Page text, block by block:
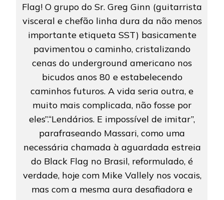
Flag! O grupo do Sr. Greg Ginn (guitarrista
visceral e chefão linha dura da não menos
importante etiqueta SST) basicamente
pavimentou o caminho, cristalizando
cenas do underground americano nos
bicudos anos 80 e estabelecendo
caminhos futuros. A vida seria outra, e
muito mais complicada, não fosse por
eles”.“Lendários. E impossível de imitar”,
parafraseando Massari, como uma
necessária chamada à aguardada estreia
do Black Flag no Brasil, reformulado, é
verdade, hoje com Mike Vallely nos vocais,
mas com a mesma aura desafiadora e